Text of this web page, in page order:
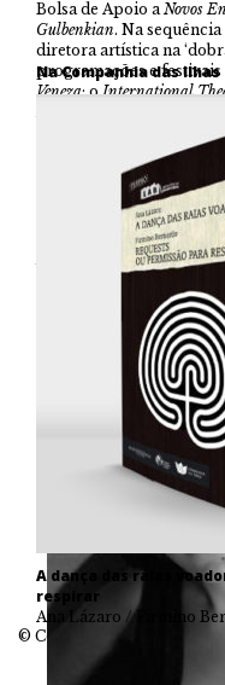
Bolsa de Apoio aNovos
Gulbenkian. Na
diretora artística na
programações e festivais
Veneza; oInternational
Foi distinguida com o
pelaAnna Lindh
Espanha, e foi vencedora
da Literatura – 2014.
Em 2016 edita o livro
, daPorto
regularmente em ações
Em 2016 foi Finalista do
literatura infantil e
Os Pescadores
Na Companhia das Ilhas
A dança das raias
respirar
Ana Lázaro / Firmino
© Companhia das Ilhas